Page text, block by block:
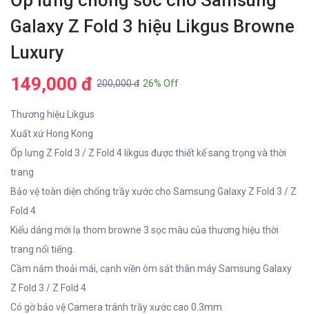
Galaxy Z Fold 3 hiệu Likgus Browne
Luxury
149,000 đ 200,000 đ 26% Off
Thương hiệu Likgus
Xuất xứ Hong Kong
Ốp lưng Z Fold 3 / Z Fold 4 likgus được thiết kế sang trọng và thời
trang
Bảo vệ toàn diện chống trầy xước cho Samsung Galaxy Z Fold 3 / Z
Fold 4
Kiếu dáng mới lạ thom browne 3 sọc màu của thương hiệu thời
trang nổi tiếng.
Cầm nắm thoải mái, cạnh viền ôm sát thân máy Samsung Galaxy
Z Fold 3 / Z Fold 4
Có gờ bảo vệ Camera tránh trầy xước cao 0.3mm